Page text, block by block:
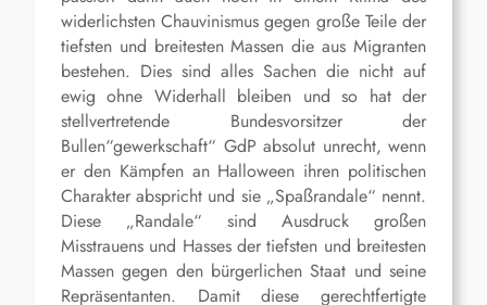
widerlichsten Chauvinismus gegen große Teile der
tiefsten und breitesten Massen die aus Migranten
bestehen. Dies sind alles Sachen die nicht auf
ewig ohne Widerhall bleiben und so hat der
stellvertretende Bundesvorsitzer der
Bullen“gewerkschaft“ GdP absolut unrecht, wenn
er den Kämpfen an Halloween ihren politischen
Charakter abspricht und sie „Spaßrandale“ nennt.
Diese „Randale“ sind Ausdruck großen
Misstrauens und Hasses der tiefsten und breitesten
Massen gegen den bürgerlichen Staat und seine
Repräsentanten. Damit diese gerechtfertigte